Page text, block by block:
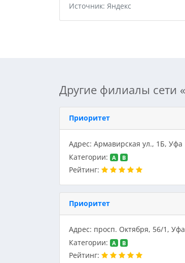
Источник: Яндекс
Другие филиалы сети
Приоритет
Адрес: Армавирская ул., 1Б, Уфа
Категории:
A B
Рейтинг:
Приоритет
Адрес: просп. Октября, 56/1, Уфа
Категории:
A B
Рейтинг: